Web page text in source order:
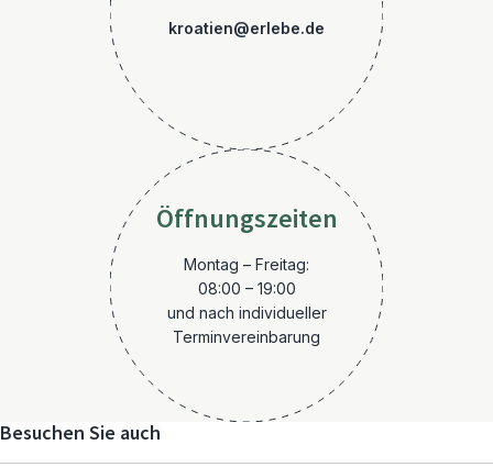
kroatien@erlebe.de
Öffnungszeiten
Montag – Freitag:
08:00 – 19:00
und nach individueller
Terminvereinbarung
Besuchen Sie auch